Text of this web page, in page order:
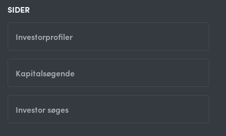
SIDER
Investorprofiler
Kapitalsøgende
Investor søges